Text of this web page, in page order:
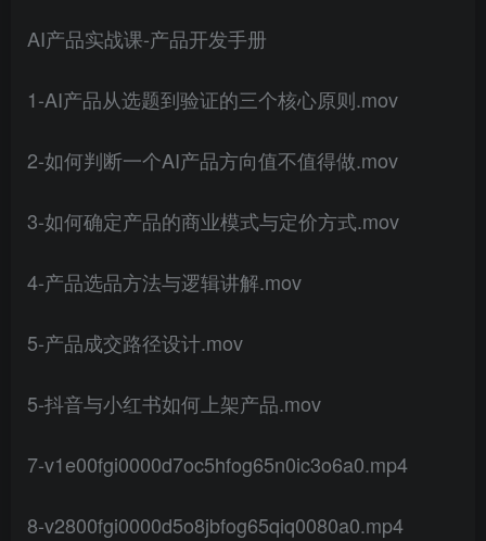
AI产品实战课-产品开发手册
1-AI产品从选题到验证的三个核心原则.mov
2-如何判断一个AI产品方向值不值得做.mov
3-如何确定产品的商业模式与定价方式.mov
4-产品选品方法与逻辑讲解.mov
5-产品成交路径设计.mov
5-抖音与小红书如何上架产品.mov
7-v1e00fgi0000d7oc5hfog65n0ic3o6a0.mp4
8-v2800fgi0000d5o8jbfog65qiq0080a0.mp4